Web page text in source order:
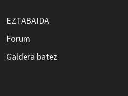
EZTABAIDA
Forum
Galdera batez